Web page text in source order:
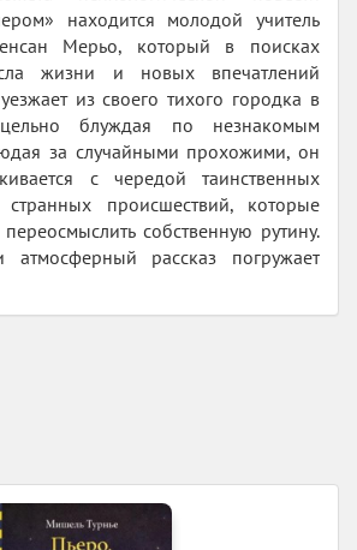
находится молодой учитель
Мерьо, который в поисках
жизни и новых впечатлений
из своего тихого городка в
блуждая по незнакомым
за случайными прохожими, он
с чередой таинственных
происшествий, которые
собственную рутину.
атмосферный рассказ погружает